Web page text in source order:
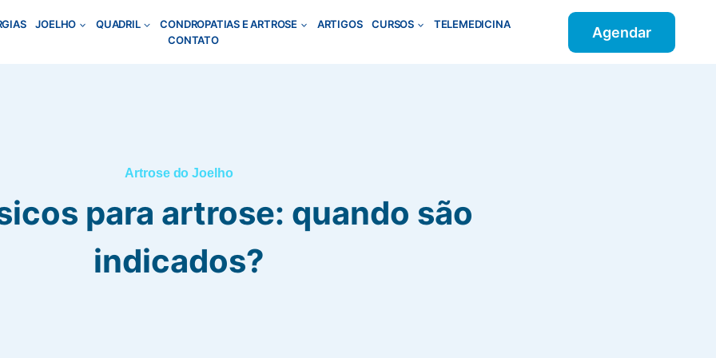
JOELHO QUADRIL CONDROPATIAS E ARTROSE ARTIGOS CURSOS
TELEMEDICINA
CONTATO
Agendar
Artrose do Joelho
para artrose: quando são
indicados?